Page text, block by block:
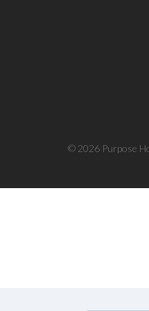
© 2026 Purpose